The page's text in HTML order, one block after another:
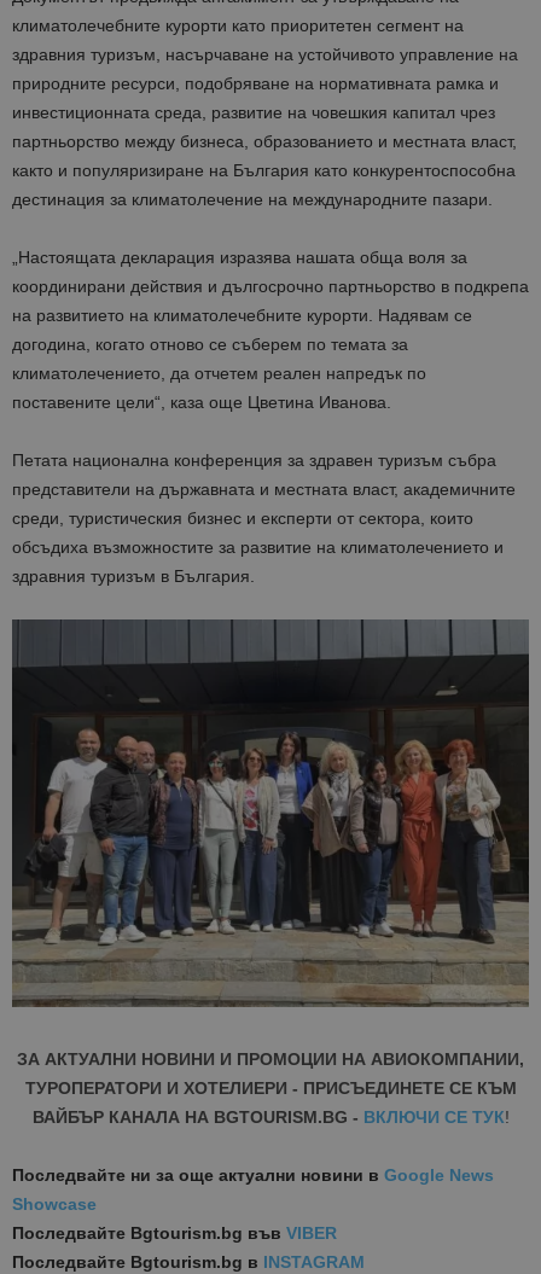
климатолечебните курорти като приоритетен сегмент на
здравния туризъм, насърчаване на устойчивото управление на
природните ресурси, подобряване на нормативната рамка и
инвестиционната среда, развитие на човешкия капитал чрез
партньорство между бизнеса, образованието и местната власт,
както и популяризиране на България като конкурентоспособна
дестинация за климатолечение на международните пазари.
„Настоящата декларация изразява нашата обща воля за
координирани действия и дългосрочно партньорство в подкрепа
на развитието на климатолечебните курорти. Надявам се
догодина, когато отново се съберем по темата за
климатолечението, да отчетем реален напредък по
поставените цели“, каза още Цветина Иванова.
Петата национална конференция за здравен туризъм събра
представители на държавната и местната власт, академичните
среди, туристическия бизнес и експерти от сектора, които
обсъдиха възможностите за развитие на климатолечението и
здравния туризъм в България.
ЗА АКТУАЛНИ НОВИНИ И ПРОМОЦИИ НА АВИОКОМПАНИИ,
ТУРОПЕРАТОРИ И ХОТЕЛИЕРИ - ПРИСЪЕДИНЕТЕ СЕ КЪМ
ВАЙБЪР КАНАЛА НА BGTOURISM.BG - ВКЛЮЧИ СЕ ТУК!
Последвайте ни за още актуални новини в Google News
Showcase
Последвайте Bgtourism.bg във VIBER
Последвайте Bgtourism.bg в INSTAGRAM